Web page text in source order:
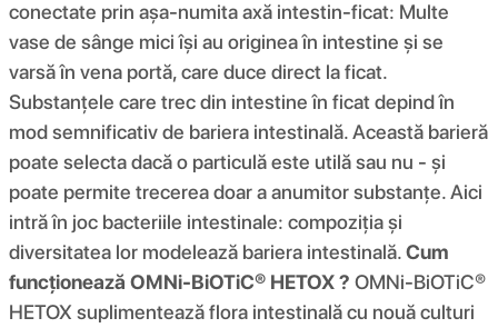
conectate prin așa-numita axă intestin-ficat: Multe
vase de sânge mici își au originea în intestine și se
varsă în vena portă, care duce direct la ficat.
Substanțele care trec din intestine în ficat depind în
mod semnificativ de bariera intestinală. Această barieră
poate selecta dacă o particulă este utilă sau nu - și
poate permite trecerea doar a anumitor substanțe. Aici
intră în joc bacteriile intestinale: compoziția și
diversitatea lor modelează bariera intestinală.Cum
funcționează OMNi-BiOTiC® HETOX ? OMNi-BiOTiC®
HETOX suplimentează flora intestinală cu nouă culturi